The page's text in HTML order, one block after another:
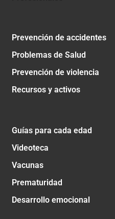
Prevención de accidentes
Problemas de Salud
Prevención de violencia
Recursos y activos
Guías para cada edad
Videoteca
Vacunas
Prematuridad
Desarrollo emocional